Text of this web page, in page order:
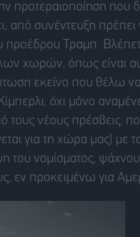
προτεραιοποίηση που
από συνέντευξη
προέδρου Τραμπ.
χωρών, όπως είναι
εκείνο που θέλω να
όχι μόνο
τους νέους πρέσβεις,
για τη χώρα μας) με
νομίσματος,
εν προκειμένω για